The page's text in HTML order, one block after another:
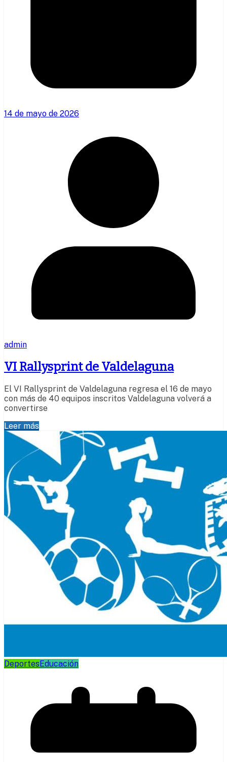
14 de mayo de 2026
admin
VI Rallysprint de Valdelaguna
El VI Rallysprint de Valdelaguna regresa el 16 de mayo
con más de 40 equipos inscritos Valdelaguna volverá a
convertirse
Leer más
DeportesEducación